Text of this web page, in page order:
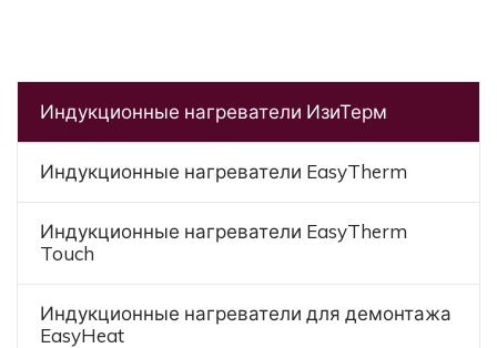
Индукционные нагреватели ИзиТерм
Индукционные нагреватели EasyTherm
Индукционные нагреватели EasyTherm
Touch
Индукционные нагреватели для демонтажа
EasyHeat